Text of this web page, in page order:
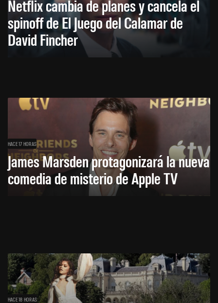
Netflix cambia de planes y cancela el
spinoff de El Juego del Calamar de
David Fincher
HACE 17 HORAS
James Marsden protagonizará la nueva
comedia de misterio de Apple TV
HACE 18 HORAS